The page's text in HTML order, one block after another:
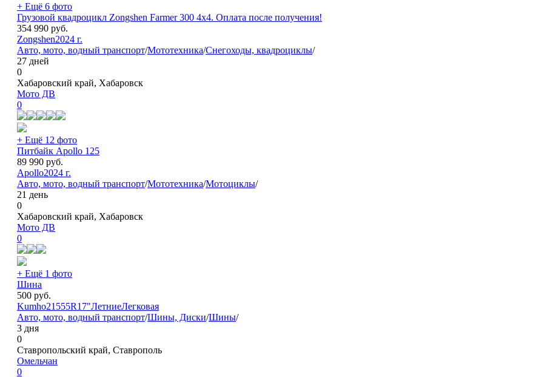
+ Ещё 6 фото
Грузовой квадроцикл Zongshen Farmer 300 4х4. Оплата после получения!
354 990 руб.
Zongshen2024 г.
Авто, мото, водный транспорт/Мототехника/Снегоходы, квадроциклы/
27 дней
0
Хабаровский край, Хабаровск
Мото ДВ
0
+ Ещё 12 фото
Питбайк Apollo 125
89 990 руб.
Apollo2024 г.
Авто, мото, водный транспорт/Мототехника/Мотоциклы/
21 день
0
Хабаровский край, Хабаровск
Мото ДВ
0
+ Ещё 1 фото
Шина
500 руб.
Kumho21555R17"ЛетниеЛегковая
Авто, мото, водный транспорт/Шины, Диски/Шины/
3 дня
0
Ставропольский край, Ставрополь
Омельчан
0